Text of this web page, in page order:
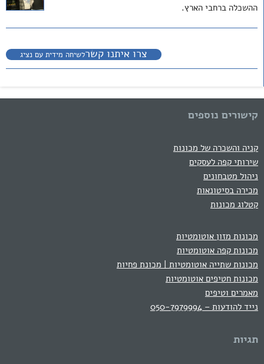
ההשכלה ברחבי הארץ.
צרו איתנו קשרלשיחה מידית עם נציג
קישורים נוספים
קניה והשכרה של מכונות
שירותי קפה לעסקים
ניהול מטבחונים
מכירה בסיטונאות
קטלוג מכונות
מכונות מזון אוטומטיות
מכונות קפה אוטומטיות
מכונות שתייה אוטומטיות | מכונת פחיות
מכונות חטיפים אוטומטיות
מאמרים וטיפים
נייד להודעות – 050-7979994
תגיות